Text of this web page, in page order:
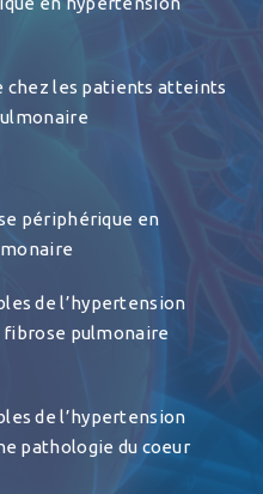
chez les patients atteints
périphérique en
de l’hypertension
fibrose pulmonaire
de l’hypertension
pathologie du coeur